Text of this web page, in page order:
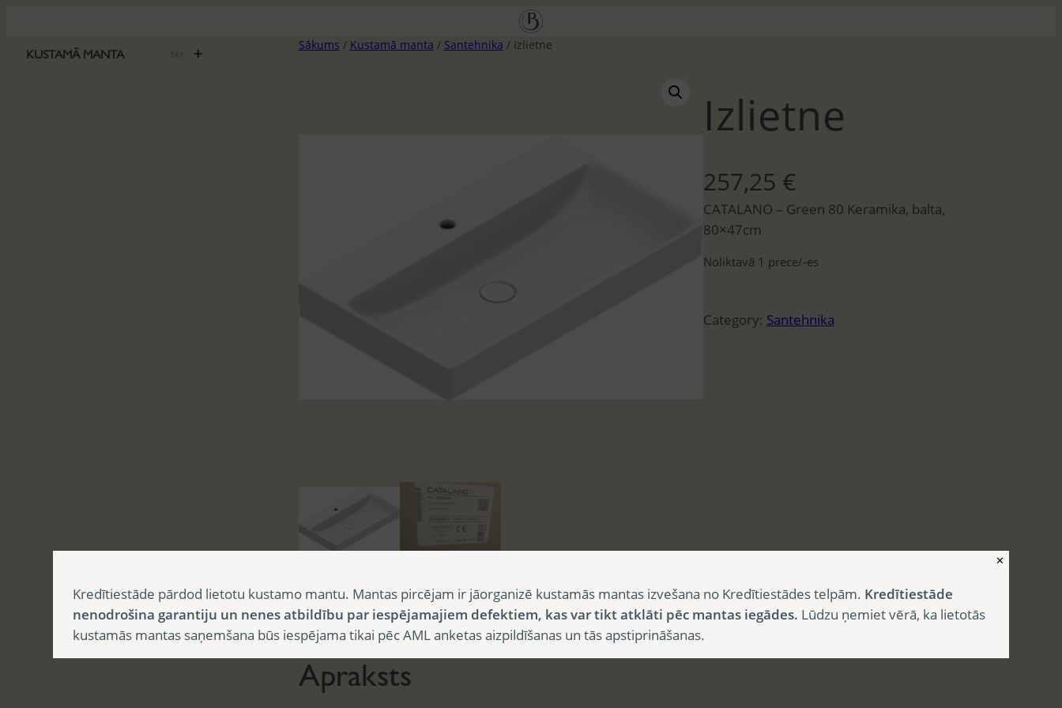
saturu
+
KUSTAMĀ MANTA
Sākums / Kustamā manta / Santehnika / Izlietne
Izlietne
257,25 €
CATALANO – Green 80 Keramika, balta,
80×47cm
Noliktavā 1 prece/-es
Category: Santehnika
Apraksts
Apraksts
✕
Kredītiestāde pārdod lietotu kustamo mantu. Mantas pircējam ir jāorganizē kustamās mantas izvešana no Kredītiestādes telpām. Kredītiestāde
nenodrošina garantiju un nenes atbildību par iespējamajiem defektiem, kas var tikt atklāti pēc mantas iegādes. Lūdzu ņemiet vērā, ka lietotās
kustamās mantas saņemšana būs iespējama tikai pēc AML anketas aizpildīšanas un tās apstiprināšanas.